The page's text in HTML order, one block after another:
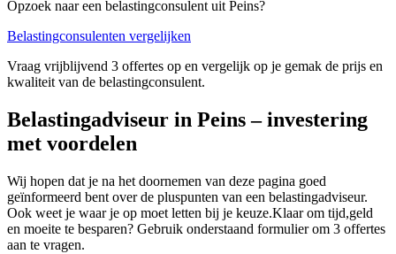
Opzoek naar een belastingconsulent uit Peins?
Belastingconsulenten vergelijken
Vraag vrijblijvend 3 offertes op en vergelijk op je gemak de prijs en
kwaliteit van de belastingconsulent.
Belastingadviseur in Peins – investering
met voordelen
Wij hopen dat je na het doornemen van deze pagina goed
geïnformeerd bent over de pluspunten van een belastingadviseur.
Ook weet je waar je op moet letten bij je keuze.Klaar om tijd,geld
en moeite te besparen? Gebruik onderstaand formulier om 3 offertes
aan te vragen.